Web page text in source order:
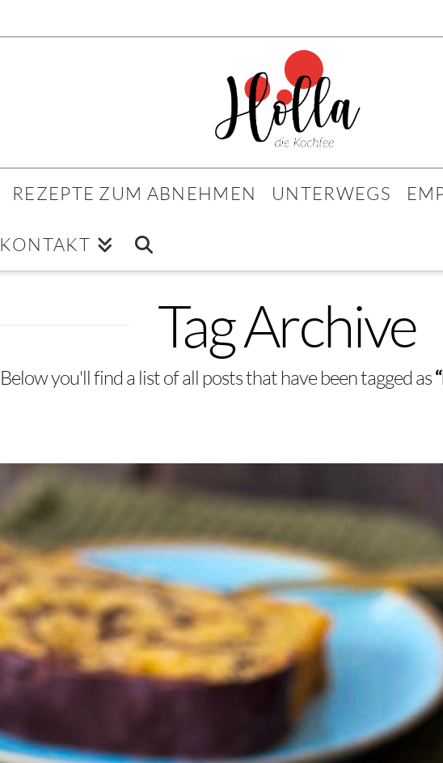
REZEPTE ZUM ABNEHMEN UNTERWEGS
KONTAKT
Tag Archive
Below you'll find a list of all posts that have been tagged as